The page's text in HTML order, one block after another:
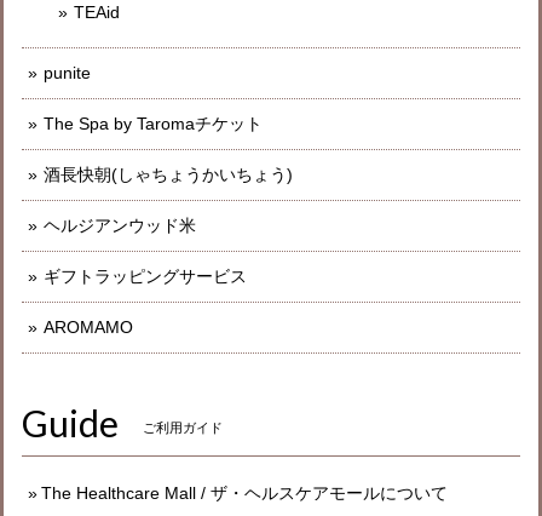
TEAid
punite
The Spa by Taromaチケット
酒長快朝(しゃちょうかいちょう)
ヘルジアンウッド米
ギフトラッピングサービス
AROMAMO
Guide ご利用ガイド
The Healthcare Mall / ザ・ヘルスケアモールについて